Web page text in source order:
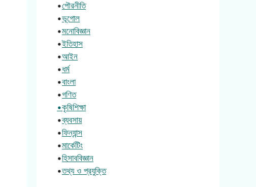
•পৌরনীতি
•ভূগোল
•মনোবিজ্ঞান
•ইতিহাস
•আইন
•ধর্ম
•বাংলা
•গণিত
•কৃষিশিক্ষা
•ব্যবসায়
•ফিন্যান্স
•মার্কেটিং
•হিসাববিজ্ঞান
•তথ্য ও প্রযুক্তি